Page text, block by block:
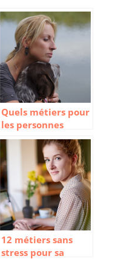
Quels métiers pour
les personnes
hypersensibles ?
12 métiers sans
stress pour sa